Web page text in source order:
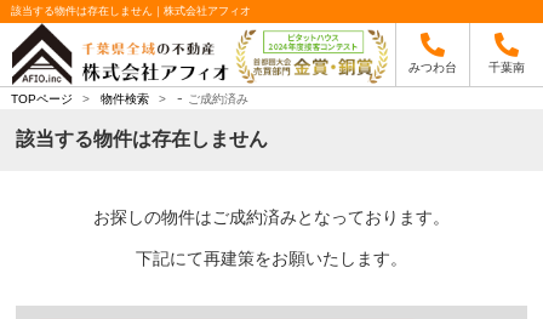
該当する物件は存在しません｜株式会社アフィオ
みつわ台 千葉南
TOPページ > 物件検索 > - ご成約済み
該当する物件は存在しません
お探しの物件はご成約済みとなっております。
下記にて再建策をお願いたします。